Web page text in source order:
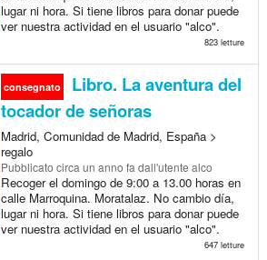
lugar ni hora. Si tiene libros para donar puede
ver nuestra actividad en el usuario "alco".
823 letture
consegnato
Libro. La aventura del
tocador de señoras
Madrid, Comunidad de Madrid, España >
regalo
Pubblicato circa un anno fa dall'utente alco
Recoger el domingo de 9:00 a 13.00 horas en
calle Marroquina. Moratalaz. No cambio día,
lugar ni hora. Si tiene libros para donar puede
ver nuestra actividad en el usuario "alco".
647 letture